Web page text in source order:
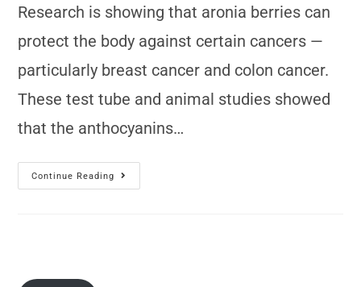
Research is showing that aronia berries can
protect the body against certain cancers —
particularly breast cancer and colon cancer.
These test tube and animal studies showed
that the anthocyanins…
Continue Reading